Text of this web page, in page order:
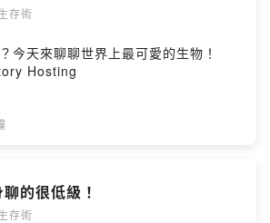
存術
今天來聊聊世界上最可愛的生物！
Hosting
的很低級！
存術